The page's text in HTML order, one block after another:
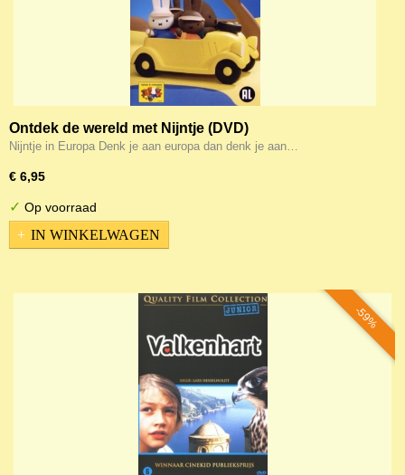
Ontdek de wereld met Nijntje (DVD)
Nijntje in Europa Denk je aan europa dan denk je aan…
€ 6,95
✓ Op voorraad
IN WINKELWAGEN
-59%